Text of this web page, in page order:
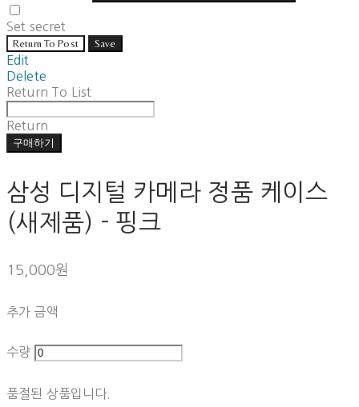
Set secret
Return To Post Save
Edit
Delete
Return To List
Return
구매하기
삼성 디지털 카메라 정품 케이스
(새제품) - 핑크
15,000원
추가 금액
수량
품절된 상품입니다.